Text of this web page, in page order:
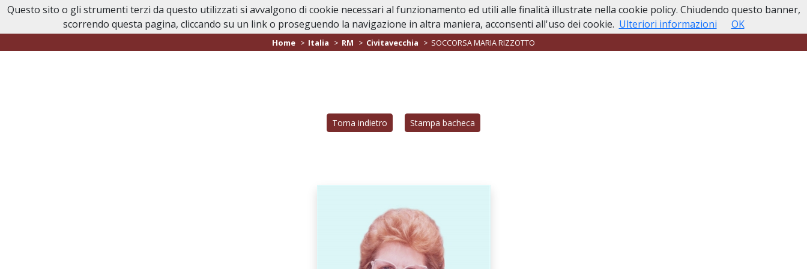
Necrologi Civitavecchia Home In Caso di Decesso Lutti Personaggi Pubblici Contatti
Home Italia RM Civitavecchia SOCCORSA MARIA RIZZOTTO
Torna indietro Stampa bacheca
Questo sito o gli strumenti terzi da questo utilizzati si avvalgono di cookie necessari al funzionamento ed utili alle finalità illustrate nella cookie policy. Chiudendo questo banner,
scorrendo questa pagina, cliccando su un link o proseguendo la navigazione in altra maniera, acconsenti all'uso dei cookie. Ulteriori informazioni OK